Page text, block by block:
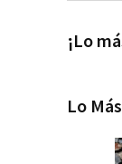
¡Lo
Lo